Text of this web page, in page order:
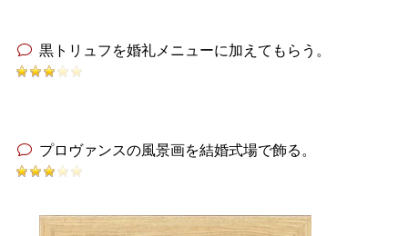
黒トリュフを婚礼メニューに加えてもらう。
プロヴァンスの風景画を結婚式場で飾る。